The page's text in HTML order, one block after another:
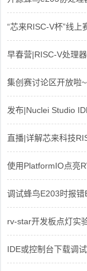
“芯来RISC-V杯”线上
早春营|RISC-V处理
集创赛讨论区开放啦
发布|Nuclei Studio
直播|详解芯来科技
使用PlatformIO点亮
调试蜂鸟E203时报
rv-star开发板点灯实
IDE或控制台下载调